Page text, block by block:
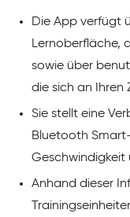
Die App verfügt
Lernoberfläche,
sowie über
die sich an Ihren
Sie stellt eine
Bluetooth
Geschwindigkeit
Anhand dieser